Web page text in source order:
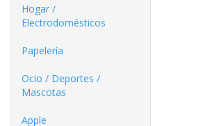
Hogar /
Electrodomésticos
Papelería
Ocio / Deportes /
Mascotas
Apple